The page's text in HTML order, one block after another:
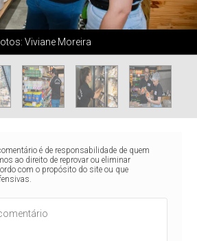
Viviane Moreira
é de responsabilidade de quem
ao direito de reprovar ou eliminar
com o propósito do site ou que